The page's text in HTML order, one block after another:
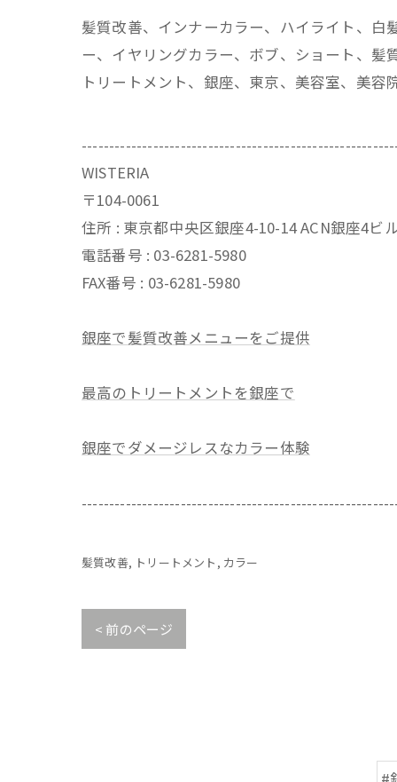
髪質改善、インナーカラー、ハイライト、
ー、イヤリングカラー、ボブ、ショート、髪
トリートメント、銀座、東京、美容室、美容
WISTERIA
〒104-0061
住所 : 東京都中央区銀座4-10-14 ACN銀座4ビ
電話番号 : 03-6281-5980
FAX番号 : 03-6281-5980
銀座で髪質改善メニューをご提供
最高のトリートメントを銀座で
銀座でダメージレスなカラー体験
髪質改善 トリートメント カラー
< 前のページ